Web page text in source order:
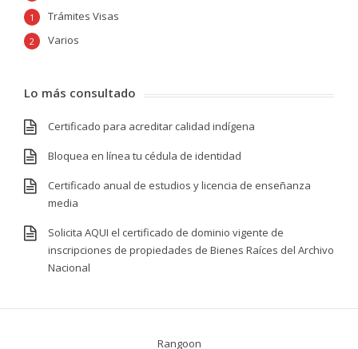
Trámites Visas
1
Varios
2
Lo más consultado
Certificado para acreditar calidad indígena
Bloquea en línea tu cédula de identidad
Certificado anual de estudios y licencia de enseñanza
media
Solicita AQUI el certificado de dominio vigente de
inscripciones de propiedades de Bienes Raíces del Archivo
Nacional
Rangoon